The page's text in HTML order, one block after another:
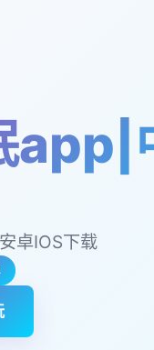
app|
卓IOS下载